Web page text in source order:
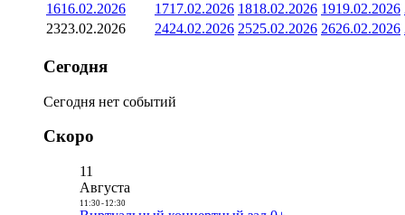
1616.02.2026 1717.02.2026 1818.02.2026 1919.02.2026
2323.02.2026 2424.02.2026 2525.02.2026 2626.02.2026
Сегодня
Сегодня нет событий
Скоро
11
Августа
11:30- 12:30